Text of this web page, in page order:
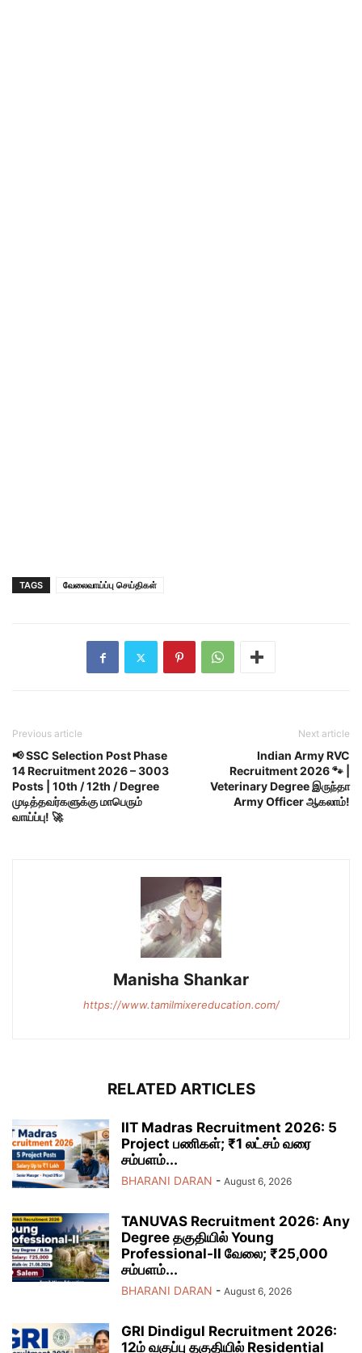
TAGS வேலைவாய்ப்பு செய்திகள்
Previous article
📢 SSC Selection Post Phase
14 Recruitment 2026 – 3003
Posts | 10th / 12th / Degree
முடித்தவர்களுக்கு மாபெரும்
வாய்ப்பு! 🚀
Next article
Indian Army RVC
Recruitment 2026 🐾 |
Veterinary Degree இருந்தா
Army Officer ஆகலாம்!
Manisha Shankar
https://www.tamilmixereducation.com/
RELATED ARTICLES
IIT Madras Recruitment 2026: 5
Project பணிகள்; ₹1 லட்சம் வரை
சம்பளம்...
BHARANI DARAN - August 6, 2026
TANUVAS Recruitment 2026: Any
Degree தகுதியில் Young
Professional-II வேலை; ₹25,000
சம்பளம்...
BHARANI DARAN - August 6, 2026
GRI Dindigul Recruitment 2026:
12ம் வகுப்பு தகுதியில் Residential